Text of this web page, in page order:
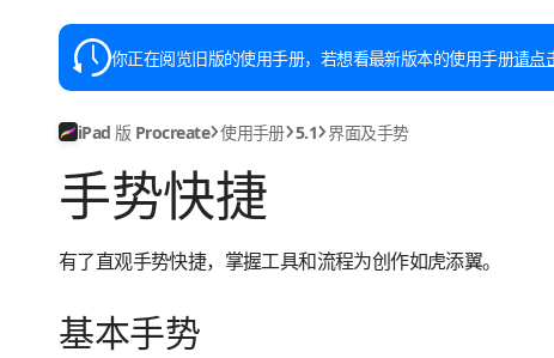
你正在阅览旧版的使用手册，若想看最新版本的使用手册请点
iPad 版 Procreate 使用手册 5.1 界面及手势
手势快捷
有了直观手势快捷，掌握工具和流程为创作如虎添翼。
基本手势